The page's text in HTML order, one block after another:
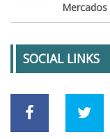
Mercados
SOCIAL LINKS